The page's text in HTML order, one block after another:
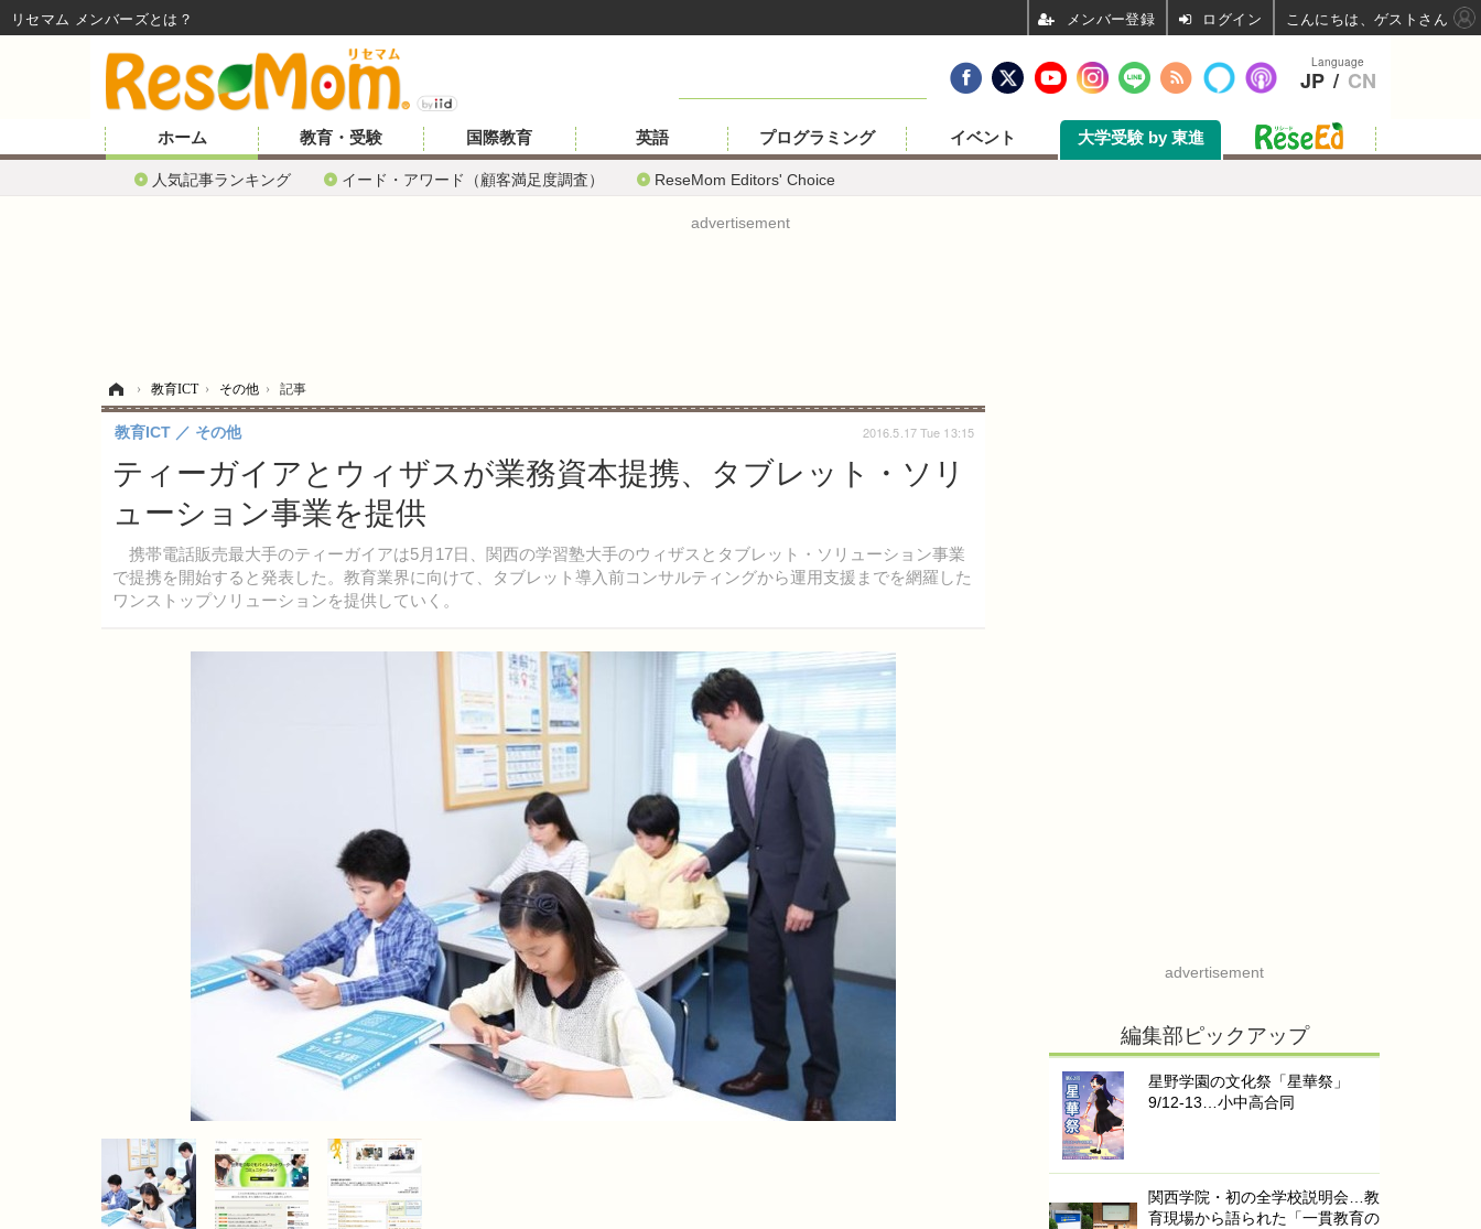
ホーム
人気記事ランキング イード・アワード（顧客満足度調査） ReseMom Editors' Choice
教育・受験 国際教育 英語 プログラミング イベント 大学受験 by 東進
advertisement
› 教育ICT › その他 › 記事
ティーガイアとウィザスが業務資本提携、タブレット・ソリ
ューション事業を提供
携帯電話販売最大手のティーガイアは5月17日、関西の学習塾大手のウィザスとタブレット・ソリューション事業
で提携を開始すると発表した。教育業界に向けて、タブレット導入前コンサルティングから運用支援までを網羅した
ワンストップソリューションを提供していく。
教育ICT その他 2016.5.17 Tue 13:15
advertisement
編集部ピックアップ
星野学園の文化祭「星華祭」
9/12-13…小中高合同
関西学院・初の全学校説明会…教
育現場から語られた「一貫教育の
Language
JP / CN
リセマム メンバーズ ログイン こんにちは、ゲストさん